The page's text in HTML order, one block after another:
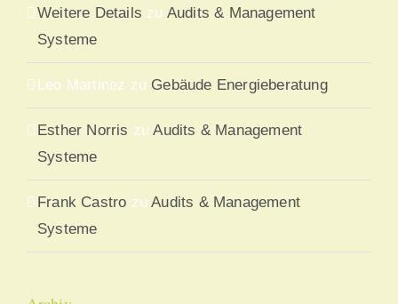
Weitere Details zu Audits & Management
Systeme
Leo Martinez zu Gebäude Energieberatung
Esther Norris zuAudits & Management
Systeme
Frank Castro zuAudits & Management
Systeme